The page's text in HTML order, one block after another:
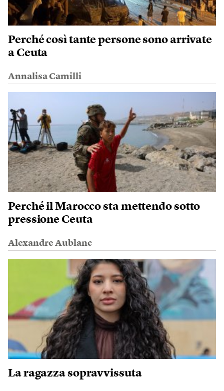
Perché così tante persone sono arrivate
a Ceuta
Annalisa Camilli
Perché il Marocco sta mettendo sotto
pressione Ceuta
Alexandre Aublanc
La ragazza sopravvissuta